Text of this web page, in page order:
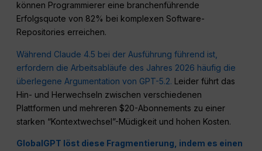
können Programmierer eine branchenführende
Erfolgsquote von 82% bei komplexen Software-
Repositories erreichen.
Während Claude 4.5 bei der Ausführung führend ist,
erfordern die Arbeitsabläufe des Jahres 2026 häufig die
überlegene Argumentation von GPT-5.2. Leider führt das
Hin- und Herwechseln zwischen verschiedenen
Plattformen und mehreren $20-Abonnements zu einer
starken “Kontextwechsel”-Müdigkeit und hohen Kosten.
GlobalGPT löst diese Fragmentierung, indem es einen